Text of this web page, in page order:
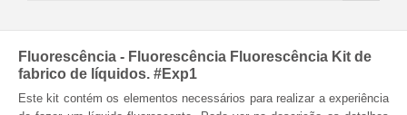
Fluorescência - Fluorescência Fluorescência Kit de
fabrico de líquidos. #Exp1
Este kit contém os elementos necessários para realizar a experiência